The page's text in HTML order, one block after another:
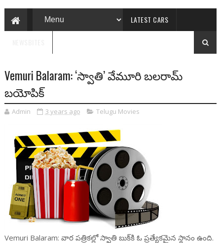
LATEST CARS
Vemuri Balaram: ‘స్వాతి’ వేమూరి బలరామ్
బయోపిక్
Admin 3 years ago Telugu Movies
Vemuri Balaram: వార పత్రికల్లో స్వాతి బుక్‌కి ఓ ప్ర‌త్యేక‌మైన స్థానం ఉంది.